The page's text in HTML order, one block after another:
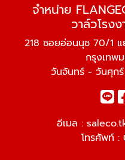
จำหน่าย
วาล์วโรง
218 ซอยอ่อนนุช 70/1 แ
กรุงเทพ
วันจันทร์ - วันศุก
อีเมล :
โทรศัพท์ :